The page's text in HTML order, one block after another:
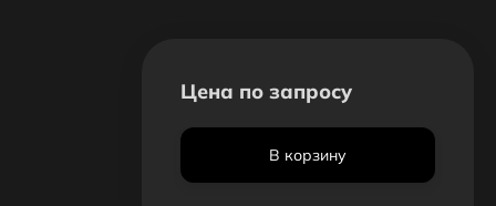
Цена по запросу
В корзину